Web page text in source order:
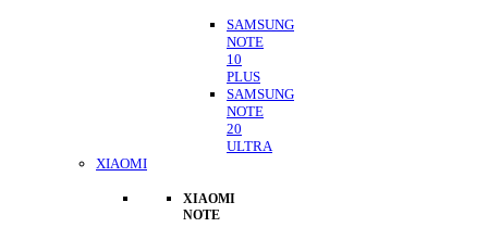
SAMSUNG
NOTE
10
PLUS
SAMSUNG
NOTE
20
ULTRA
XIAOMI
XIAOMI
NOTE